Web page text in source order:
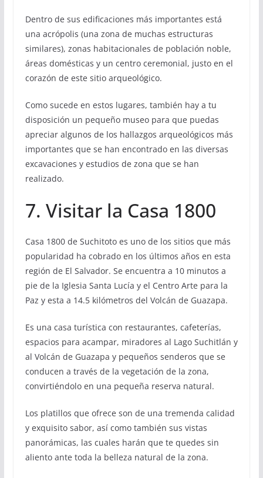
Dentro de sus edificaciones más importantes está
una acrópolis (una zona de muchas estructuras
similares), zonas habitacionales de población noble,
áreas domésticas y un centro ceremonial, justo en el
corazón de este sitio arqueológico.
Como sucede en estos lugares, también hay a tu
disposición un pequeño museo para que puedas
apreciar algunos de los hallazgos arqueológicos más
importantes que se han encontrado en las diversas
excavaciones y estudios de zona que se han
realizado.
7. Visitar la Casa 1800
Casa 1800 de Suchitoto es uno de los sitios que más
popularidad ha cobrado en los últimos años en esta
región de El Salvador. Se encuentra a 10 minutos a
pie de la Iglesia Santa Lucía y el Centro Arte para la
Paz y esta a 14.5 kilómetros del Volcán de Guazapa.
Es una casa turística con restaurantes, cafeterías,
espacios para acampar, miradores al Lago Suchitlán y
al Volcán de Guazapa y pequeños senderos que se
conducen a través de la vegetación de la zona,
convirtiéndolo en una pequeña reserva natural.
Los platillos que ofrece son de una tremenda calidad
y exquisito sabor, así como también sus vistas
panorámicas, las cuales harán que te quedes sin
aliento ante toda la belleza natural de la zona.